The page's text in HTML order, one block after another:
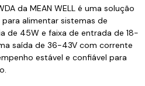
da MEAN WELL é uma solução
alimentar sistemas de
de 45W e faixa de entrada de 18-
saída de 36-43V com corrente
estável e confiável para